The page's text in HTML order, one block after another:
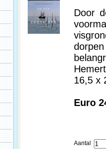
Door
16,5 x
Euro
Aantal